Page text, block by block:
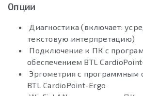
Опции
Диагностика (включает:
текстовую интерпретацию)
Подключение к ПК с
обеспечением BTL
Эргометрия с программным
BTL CardioPoint-Ergo